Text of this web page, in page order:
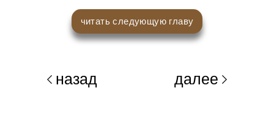
читать следующую главу
назад далее